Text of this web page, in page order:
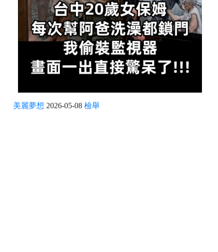
美麗夢想 2026-05-08 檢舉